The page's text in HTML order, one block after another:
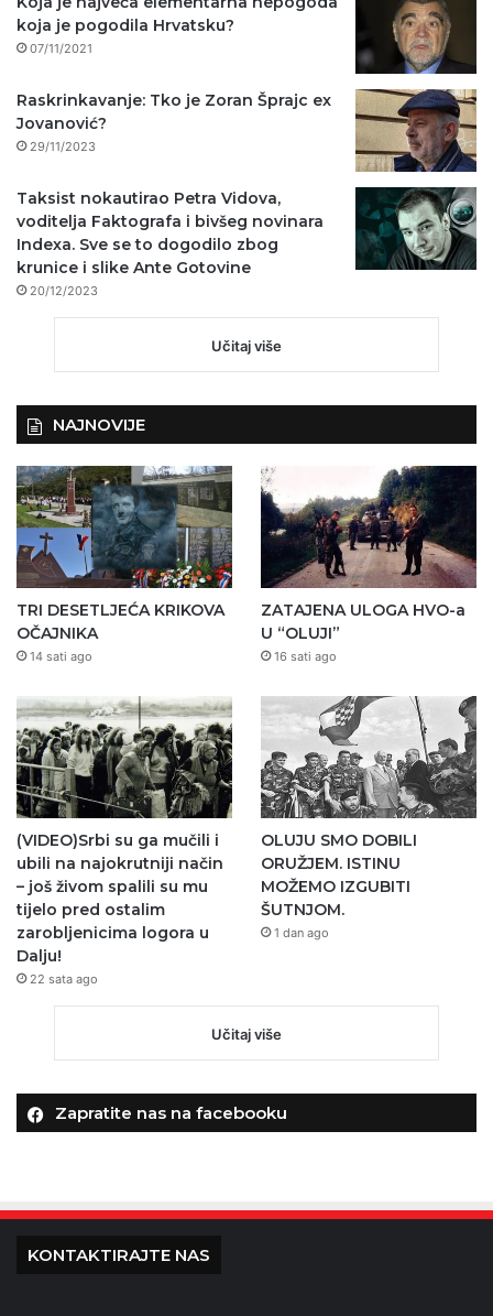
koja je pogodila Hrvatsku?
07/11/2021
Raskrinkavanje: Tko je Zoran Šprajc ex
Jovanović?
29/11/2023
Taksist nokautirao Petra Vidova,
voditelja Faktografa i bivšeg novinara
Indexa. Sve se to dogodilo zbog
krunice i slike Ante Gotovine
20/12/2023
Učitaj više
NAJNOVIJE
TRI DESETLJEĆA KRIKOVA
OČAJNIKA
14 sati ago
ZATAJENA ULOGA HVO-a
U “OLUJI”
16 sati ago
(VIDEO)Srbi su ga mučili i
ubili na najokrutniji način
– još živom spalili su mu
tijelo pred ostalim
zarobljenicima logora u
Dalju!
22 sata ago
OLUJU SMO DOBILI
ORUŽJEM. ISTINU
MOŽEMO IZGUBITI
ŠUTNJOM.
1 dan ago
Učitaj više
Zapratite nas na facebooku
KONTAKTIRAJTE NAS